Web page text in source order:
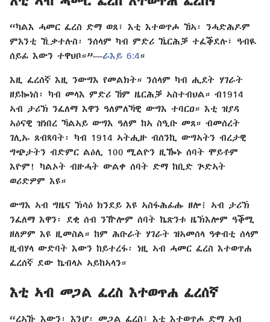
“ካልእ ሓመር ፈረስ ድማ ወጸ፣ እቲ እተወጥሖ ኸኣ፡ ንሓድሕዶም
ምእንቲ ኺቃተሉስ፡ ንሰላም ካብ ምድሪ ኼርሕቓ ተፈቕደሉ፣ ዓብዪ
ሰይፊ እውን ተዋህቦ።”—ራእይ 6:4።
እዚ ፈረሰኛ እዚ ንውግእ የመልክት። ንሰላም ካብ ሒደት ሃገራት
ዘይኰነስ፡ ካብ መላእ ምድሪ ኸም ዜርሕቓ ኣስተብህል። ብ1914
ኣብ ታሪኽ ንፈለማ እዋን ዓለምለኻዊ ውግእ ተባርዐ። እቲ ዝያዳ
ኣዕናዊ ዝነበረ ኻልኣይ ውግእ ዓለም ከኣ ስዒቡ መጸ። ብመሰረት
ገሊኡ ጸብጻባት፡ ካብ 1914 ኣትሒዙ ብሰንኪ ውግኣትን ብረታዊ
ግጭታትን ብድምር ልዕሊ 100 ሚልዮን ዚዀኑ ሰባት ሞይቶም
እዮም! ካልኦት ብዙሓት ውልቀ ሰባት ድማ ከቢድ ጕድኣት
ወሪድዎም እዩ።
ውግእ ኣብ ግዜና ኽሳዕ ክንደይ እዩ ኣስፋሕፊሑ ዘሎ፧ ኣብ ታሪኽ
ንፈለማ እዋን፡ ደቂ ሰብ ንዅሎም ሰባት ኬጽንቱ ዜኽእሎም ዓቕሚ
ዘለዎም እዩ ዚመስል። ከም ሕቡራት ሃገራት ዝኣመሰላ ዓቀብቲ ሰላም
ዚብሃላ ውድባት እውን ከይተረፋ፡ ነዚ ኣብ ሓመር ፈረስ እተወጥሐ
ፈረሰኛ ደው ኬብላኦ ኣይከኣላን።
እቲ ኣብ መጋል ፈረስ እተወጥሐ ፈረሰኛ
“ረኣኹ እውን፡ እንሆ፡ መጋል ፈረስ፣ እቲ እተወጥሖ ድማ ኣብ